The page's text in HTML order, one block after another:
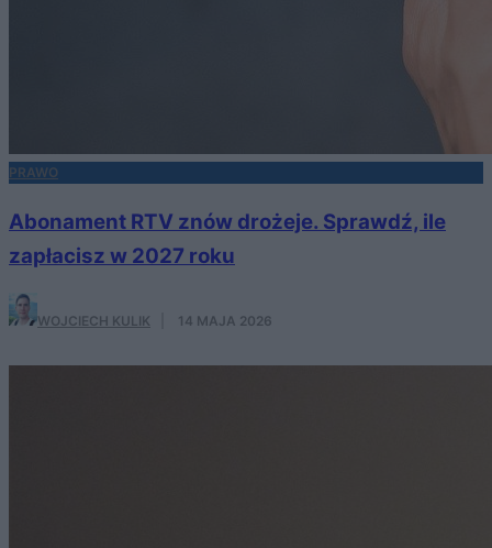
PRAWO
Abonament RTV znów drożeje. Sprawdź, ile
zapłacisz w 2027 roku
WOJCIECH KULIK 14 MAJA 2026